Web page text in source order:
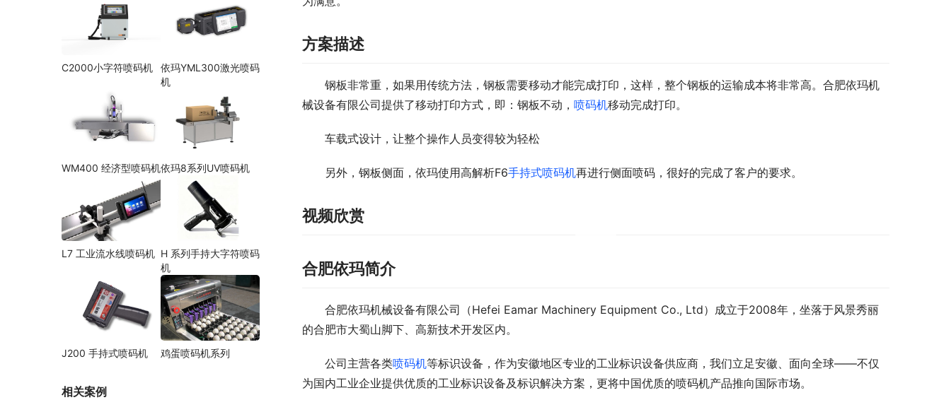
方案描述
钢板非常重，如果用传统方法，钢板需要移动才能完成打印，这样，整个钢板的运输成本将非常高。合肥依玛机
械设备有限公司提供了移动打印方式，即：钢板不动， 喷码机移动完成打印。
车载式设计，让整个操作人员变得较为轻松
另外，钢板侧面，依玛使用高解析F6手持式喷码机再进行侧面喷码，很好的完成了客户的要求。
视频欣赏
合肥依玛简介
合肥依玛机械设备有限公司（Hefei Eamar Machinery Equipment Co., Ltd）成立于2008年，坐落于风景秀丽
的合肥市大蜀山脚下、高新技术开发区内。
公司主营各类喷码机等标识设备，作为安徽地区专业的工业标识设备供应商，我们立足安徽、面向全球——不仅
为国内工业企业提供优质的工业标识设备及标识解决方案，更将中国优质的喷码机产品推向国际市场。
C2000小字符喷码机
依玛YML300激光喷码
机
WM400 经济型喷码机依玛8系列UV喷码机
L7 工业流水线喷码机 H 系列手持大字符喷码
机
J200 手持式喷码机 鸡蛋喷码机系列
相关案例